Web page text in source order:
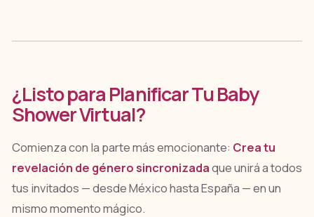
¿Listo para Planificar Tu Baby
Shower Virtual?
Comienza con la parte más emocionante: Crea tu
revelación de género sincronizadaque unirá a todos
tus invitados — desde México hasta España — en un
mismo momento mágico.